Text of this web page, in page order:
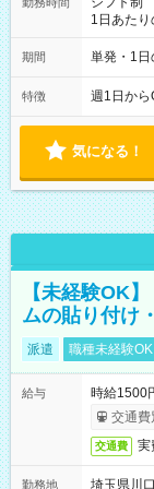
1日あた
間は 試
期間 単発・1日
特徴 週1日から
気になる！
【未経験OK
ムの貼り付け
派遣 職種未経験OK
給与
時給1500
交通費
交通費 実
勤務地 埼玉県川